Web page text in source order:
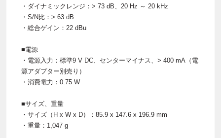
・ダイナミックレンジ：> 73 dB、20 Hz ～ 20 kHz
・S/N比：> 63 dB
・総合ゲイン：22 dBu
■電源
・電源入力：標準9 V DC、センターマイナス、> 400 mA（電
源アダプター別売り）
・消費電力：0.75 W
■サイズ、重量
・サイズ（H x W x D）：85.9 x 147.6 x 196.9 mm
・重量：1,047 g